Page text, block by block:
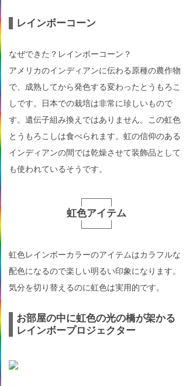
レインボーコーン
なぜできた？レインボーコーン？
アメリカのインディアンに伝わる原種の農作物
で、成熟してから発色する変わったとうもろこ
しです。日本での栽培は非常に珍しいもので
す。遺伝子組み換えではありません。この虹色
とうもろこしは食べられます。虹の信仰のある
インディアンの間では乾燥させて装飾品として
も使われているそうです。
虹色アイテム
虹色レインボーカラーのアイテムはカラフルな
配色になるので楽しい明るい印象になります。
気分を切り替えるのに虹色は実用的です。
お部屋の中に虹色の光の橋が架かる
レインボープロジェクター